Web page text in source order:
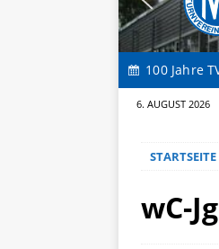
100 Jahre
6. AUGUST 2026
STARTSEITE
wC-